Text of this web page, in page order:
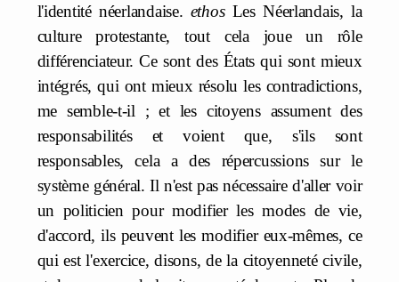
l'identité néerlandaise. ethosLes Néerlandais, la
culture protestante, tout cela joue un rôle
différenciateur. Ce sont des États qui sont mieux
intégrés, qui ont mieux résolu les contradictions,
me semble-t-il ; et les citoyens assument des
responsabilités et voient que, s'ils sont
responsables, cela a des répercussions sur le
système général. Il n'est pas nécessaire d'aller voir
un politicien pour modifier les modes de vie,
d'accord, ils peuvent les modifier eux-mêmes, ce
qui est l'exercice, disons, de la citoyenneté civile,